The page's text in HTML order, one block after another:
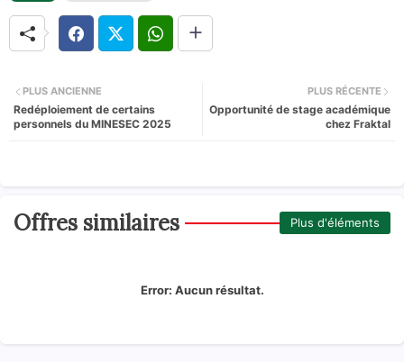
PLUS RÉCENTE
Opportunité de stage académique
chez Fraktal
PLUS ANCIENNE
Redéploiement de certains
personnels du MINESEC 2025
Offres similaires Plus d'éléments
Error: Aucun résultat.